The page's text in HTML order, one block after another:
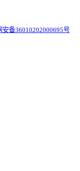
安备36010202000695号